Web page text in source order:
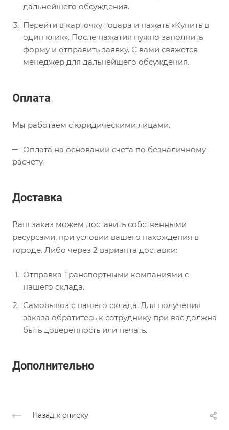
дальнейшего обсуждения.
Перейти в карточку товара и нажать «Купить в
один клик». После нажатия нужно заполнить
форму и отправить заявку. С вами свяжется
менеджер для дальнейшего обсуждения.
Оплата
Мы работаем с юридическими лицами.
Оплата на основании счета по безналичному
расчету.
Доставка
Ваш заказ можем доставить собственными
ресурсами, при условии вашего нахождения в
городе. Либо через 2 варианта доставки:
Отправка Транспортными компаниями с
нашего склада.
Самовывоз с нашего склада. Для получения
заказа обратитесь к сотруднику при вас должна
быть доверенность или печать.
Дополнительно
Назад к списку